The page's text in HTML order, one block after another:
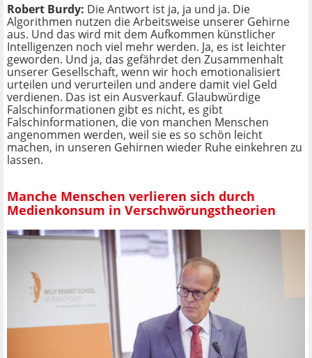
Robert Burdy: Die Antwort ist ja, ja und ja. Die
Algorithmen nutzen die Arbeitsweise unserer Gehirne
aus. Und das wird mit dem Aufkommen künstlicher
Intelligenzen noch viel mehr werden. Ja, es ist leichter
geworden. Und ja, das gefährdet den Zusammenhalt
unserer Gesellschaft, wenn wir hoch emotionalisiert
urteilen und verurteilen und andere damit viel Geld
verdienen. Das ist ein Ausverkauf. Glaubwürdige
Falschinformationen gibt es nicht, es gibt
Falschinformationen, die von manchen Menschen
angenommen werden, weil sie es so schön leicht
machen, in unseren Gehirnen wieder Ruhe einkehren zu
lassen.
Manche Menschen verlieren sich durch
Medienkonsum in Verschwörungstheorien